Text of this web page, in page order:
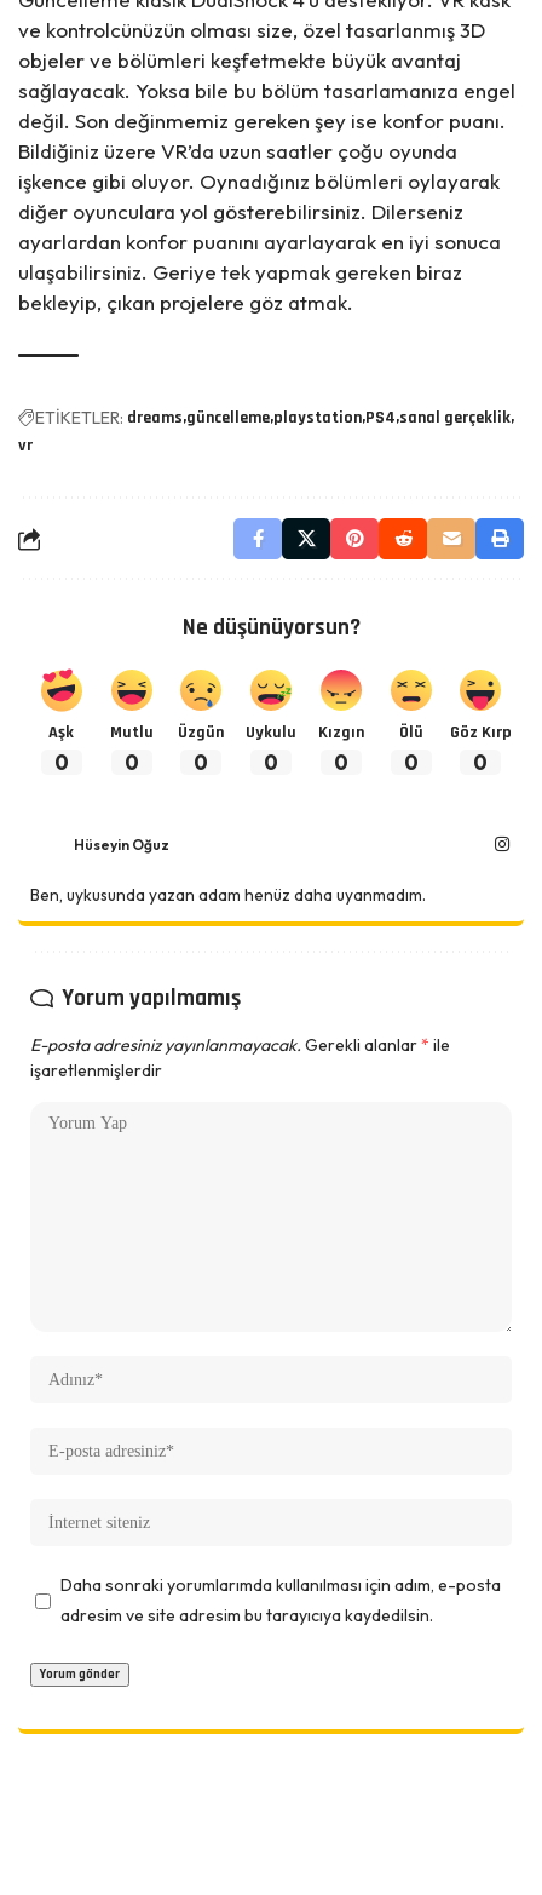
ve kontrolcünüzün olması size, özel tasarlanmış 3D
objeler ve bölümleri keşfetmekte büyük avantaj
sağlayacak. Yoksa bile bu bölüm tasarlamanıza engel
değil. Son değinmemiz gereken şey ise konfor puanı.
Bildiğiniz üzere VR’da uzun saatler çoğu oyunda
işkence gibi oluyor. Oynadığınız bölümleri oylayarak
diğer oyunculara yol gösterebilirsiniz. Dilerseniz
ayarlardan konfor puanını ayarlayarak en iyi sonuca
ulaşabilirsiniz. Geriye tek yapmak gereken biraz
bekleyip, çıkan projelere göz atmak.
ETİKETLER: dreams güncelleme playstation PS4 sanal gerçeklik
vr
Ne düşünüyorsun?
Aşk
0
Mutlu
0
Üzgün
0
Uykulu
0
Kızgın
0
Ölü
0
Göz Kırp
0
Hüseyin Oğuz
Ben, uykusunda yazan adam henüz daha uyanmadım.
Yorum yapılmamış
E-posta adresiniz yayınlanmayacak. Gerekli alanlar* ile
işaretlenmişlerdir
Daha sonraki yorumlarımda kullanılması için adım, e-posta
adresim ve site adresim bu tarayıcıya kaydedilsin.